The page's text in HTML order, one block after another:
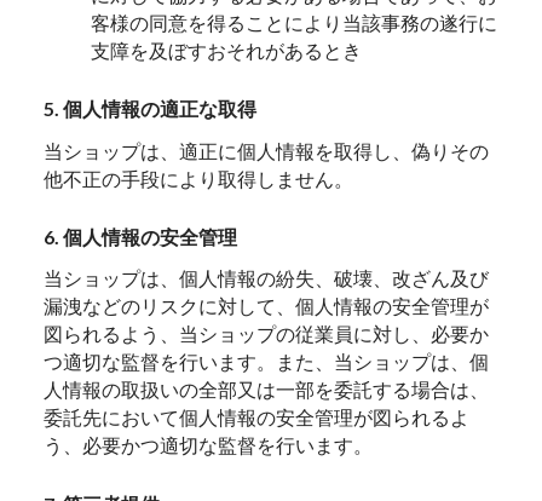
客様の同意を得ることにより当該事務の遂行に
支障を及ぼすおそれがあるとき
5. 個人情報の適正な取得
当ショップは、適正に個人情報を取得し、偽りその
他不正の手段により取得しません。
6. 個人情報の安全管理
当ショップは、個人情報の紛失、破壊、改ざん及び
漏洩などのリスクに対して、個人情報の安全管理が
図られるよう、当ショップの従業員に対し、必要か
つ適切な監督を行います。また、当ショップは、個
人情報の取扱いの全部又は一部を委託する場合は、
委託先において個人情報の安全管理が図られるよ
う、必要かつ適切な監督を行います。